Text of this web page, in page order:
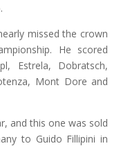
missed the crown
He scored
Estrela, Dobratsch,
Mont Dore and
and this one was sold
to Guido Fillipini in